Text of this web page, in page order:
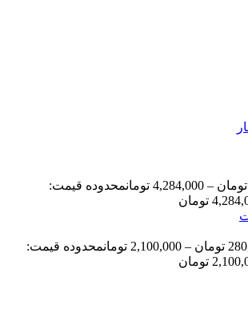
تومان –
4,284,000 تومانمحدوده قیمت:
تومان –
2,100,000 تومانمحدوده قیمت: